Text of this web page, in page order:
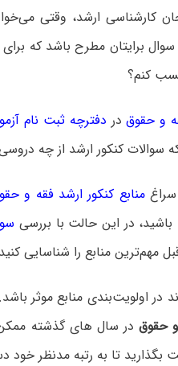
کارشناسی ارشد، وقتی
برایتان مطرح باشد که
کنم؟
و حقوقدر دفترچه ثبت نام آزمون
سوالات کنکور ارشد از چه
سراغمنابع کنکور ارشد فقه و
باشید، در این حالت با بررسی
مهم‌ترین منابع را شناسایی
اولویت‌بندی منابع موثر
حقوقدر سال های گذشته
تا به رتبه مدنظر خود